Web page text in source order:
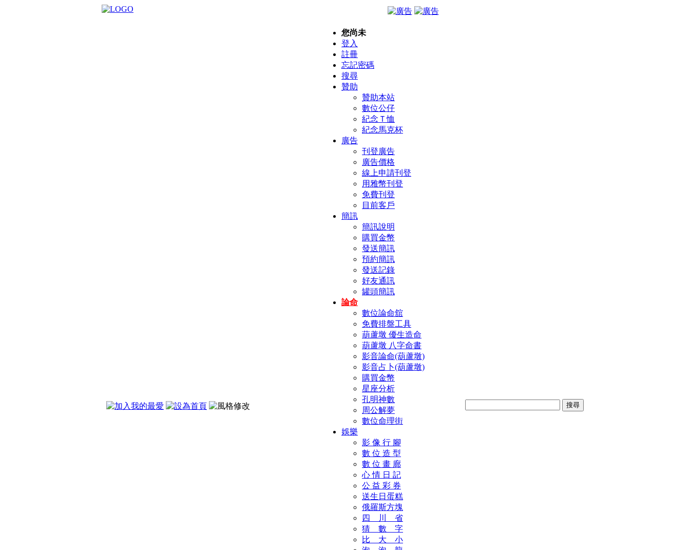
您尚未
登入
註冊
忘記密碼
搜尋
贊助
贊助本站
數位公仔
紀念Ｔ恤
紀念馬克杯
廣告
刊登廣告
廣告價格
線上申請刊登
用雅幣刊登
免費刊登
目前客戶
簡訊
簡訊說明
購買金幣
發送簡訊
預約簡訊
發送記錄
好友通訊
罐頭簡訊
論命
數位論命舘
免費排盤工具
葫蘆墩 優生造命
葫蘆墩 八字命書
影音論命(葫蘆墩)
影音占卜(葫蘆墩)
購買金幣
星座分析
孔明神數
周公解夢
數位命理街
娛樂
影 像 行 腳
數 位 造 型
數 位 畫 廊
心 情 日 記
公 益 彩 券
送生日蛋糕
俄羅斯方塊
四 川 省
猜 數 字
比 大 小